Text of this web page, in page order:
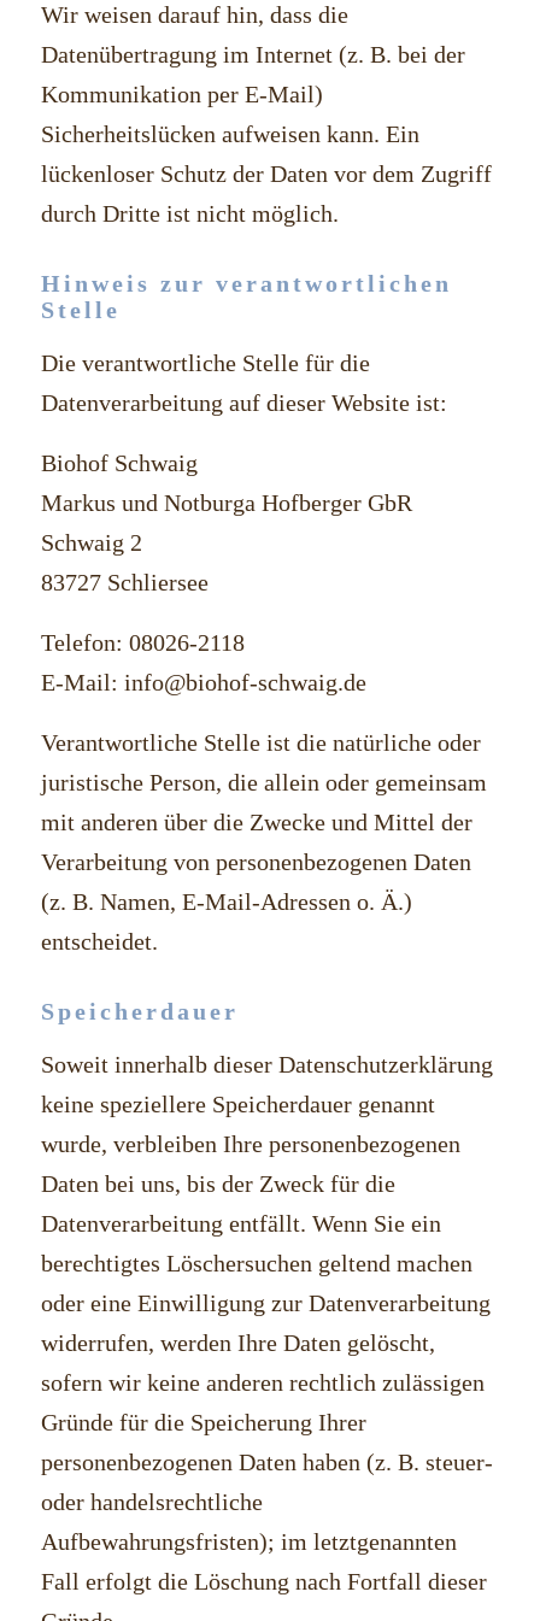
Wir weisen darauf hin, dass die
Datenübertragung im Internet (z. B. bei der
Kommunikation per E-Mail)
Sicherheitslücken aufweisen kann. Ein
lückenloser Schutz der Daten vor dem Zugriff
durch Dritte ist nicht möglich.
Hinweis zur verantwortlichen
Stelle
Die verantwortliche Stelle für die
Datenverarbeitung auf dieser Website ist:
Biohof Schwaig
Markus und Notburga Hofberger GbR
Schwaig 2
83727 Schliersee
Telefon: 08026-2118
E-Mail: info@biohof-schwaig.de
Verantwortliche Stelle ist die natürliche oder
juristische Person, die allein oder gemeinsam
mit anderen über die Zwecke und Mittel der
Verarbeitung von personenbezogenen Daten
(z. B. Namen, E-Mail-Adressen o. Ä.)
entscheidet.
Speicherdauer
Soweit innerhalb dieser Datenschutzerklärung
keine speziellere Speicherdauer genannt
wurde, verbleiben Ihre personenbezogenen
Daten bei uns, bis der Zweck für die
Datenverarbeitung entfällt. Wenn Sie ein
berechtigtes Löschersuchen geltend machen
oder eine Einwilligung zur Datenverarbeitung
widerrufen, werden Ihre Daten gelöscht,
sofern wir keine anderen rechtlich zulässigen
Gründe für die Speicherung Ihrer
personenbezogenen Daten haben (z. B. steuer-
oder handelsrechtliche
Aufbewahrungsfristen); im letztgenannten
Fall erfolgt die Löschung nach Fortfall dieser